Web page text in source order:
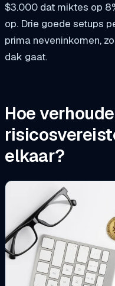
$3.000 dat miktes op
op. Drie goede setups
prima neveninkomen,
dak gaat.
Hoe
elkaar?